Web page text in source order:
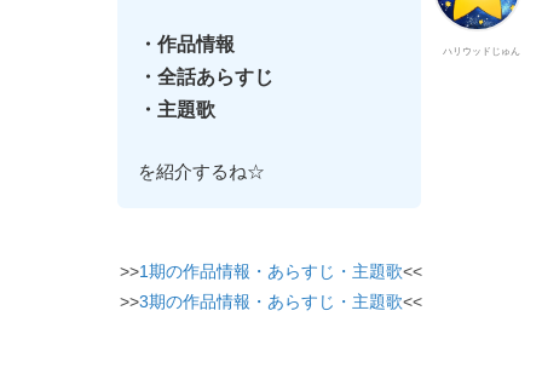
ハリウッドじゅん
・作品情報
・全話あらすじ
・主題歌
を紹介するね☆
>>1期の作品情報・あらすじ・主題歌<<
>>3期の作品情報・あらすじ・主題歌<<